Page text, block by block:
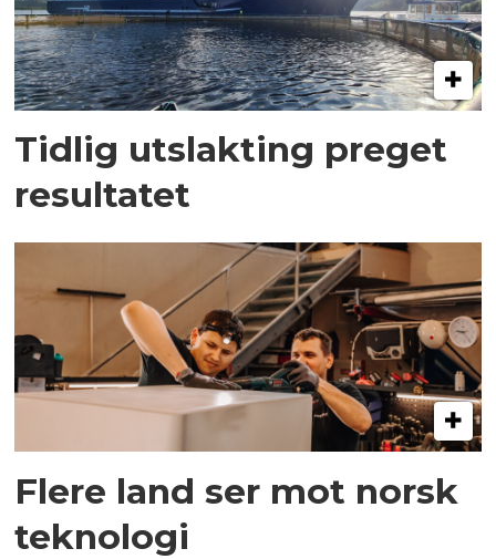
Tidlig utslakting preget
resultatet
Flere land ser mot norsk
teknologi